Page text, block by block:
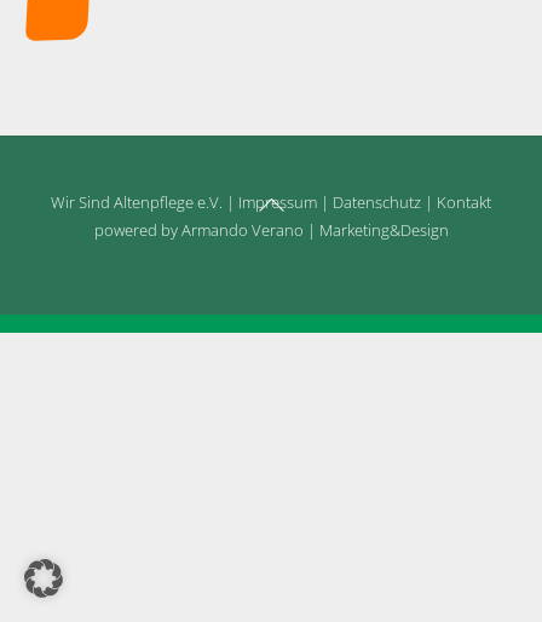
Back
To
Wir Sind Altenpflege e.V. | Impressum | Datenschutz | Kontakt
powered by Armando Verano | Marketing&Design